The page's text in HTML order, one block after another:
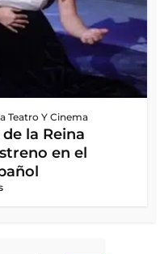
Teatro Y Cinema
la Reina
en el